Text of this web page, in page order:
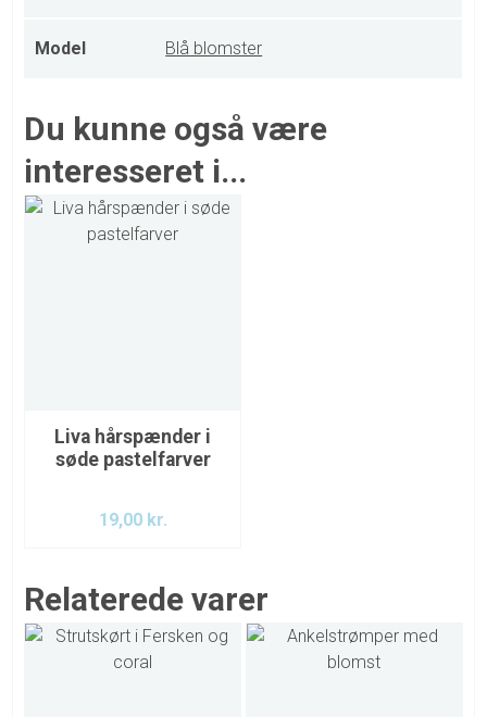
Model Blå blomster
Du kunne også være
interesseret i...
Liva hårspænder i
søde pastelfarver
19,00 kr.
Relaterede varer